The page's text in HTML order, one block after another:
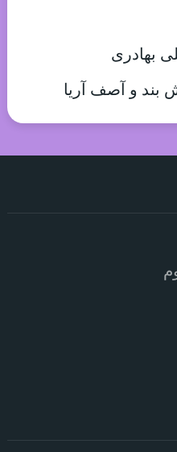
بهادری
بند و آصف آریا